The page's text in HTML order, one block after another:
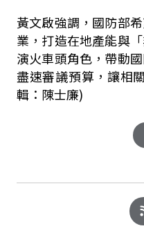
黃文啟強調，國防部
業，打造在地產能與
演火車頭角色，帶動
盡速審議預算，讓相
輯：陳士廉)